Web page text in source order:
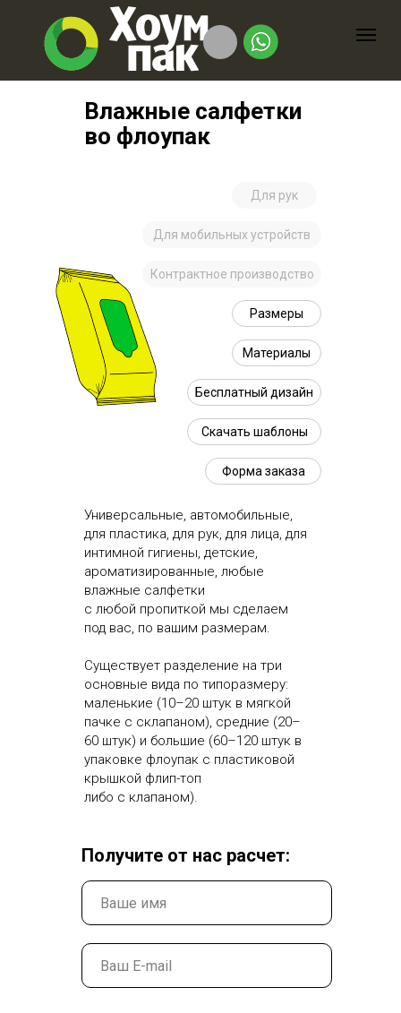
Универсальные, автомобильные,
для пластика, для рук, для лица, для
интимной гигиены, детские,
ароматизированные, любые
влажные салфетки
с любой пропиткой мы сделаем
под вас, по вашим размерам.
Существует разделение на три
основные вида по типоразмеру:
маленькие (10–20 штук в мягкой
пачке с склапаном), средние (20–
60 штук) и большие (60–120 штук в
упаковке флоупак с пластиковой
крышкой флип-топ
либо с клапаном).
Для рук
Для мобильных устройств
Размеры
Контрактное производство
Бесплатный дизайн
Скачать шаблоны
Форма заказа
Материалы
Влажные салфетки
во флоупак
Получите от нас расчет: